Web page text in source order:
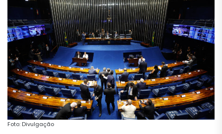
Foto: Divulgação